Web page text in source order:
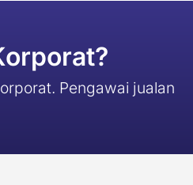
Pengawai jualan